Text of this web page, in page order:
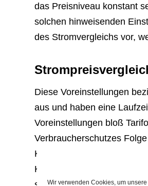
Wir verwenden Cookies, um
das Preisniveau konstant
solchen hinweisenden
des Stromvergleichs vor,
Diese Voreinstellungen
aus und haben eine
Voreinstellungen bloß
Verbraucherschutzes
Kunden Leitfaden:
Kunden während der